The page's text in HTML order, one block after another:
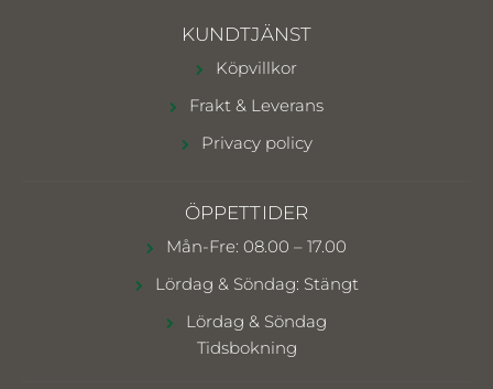
KUNDTJÄNST
Köpvillkor
Frakt & Leverans
Privacy policy
ÖPPETTIDER
Mån-Fre: 08.00 – 17.00
Lördag & Söndag: Stängt
Lördag & Söndag
Tidsbokning